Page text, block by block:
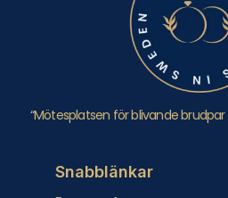
“Mötesplatsen för blivande
Snabblänkar